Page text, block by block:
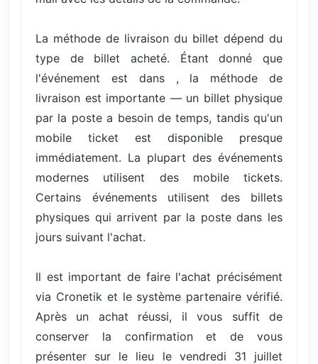
La méthode de livraison du billet dépend du
type de billet acheté. Étant donné que
l'événement est dans , la méthode de
livraison est importante — un billet physique
par la poste a besoin de temps, tandis qu'un
mobile ticket est disponible presque
immédiatement. La plupart des événements
modernes utilisent des mobile tickets.
Certains événements utilisent des billets
physiques qui arrivent par la poste dans les
jours suivant l'achat.
Il est important de faire l'achat précisément
via Cronetik et le système partenaire vérifié.
Après un achat réussi, il vous suffit de
conserver la confirmation et de vous
présenter sur le lieu le vendredi 31 juillet